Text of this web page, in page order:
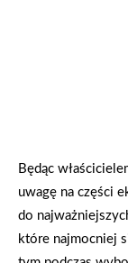
Będąc
uwagę na części
do
które najmocniej